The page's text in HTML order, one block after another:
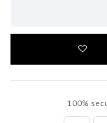
100%